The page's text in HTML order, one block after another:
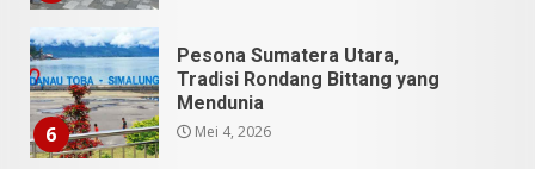
7
SUCI Season 11: Finalis Stand
Up Comedy KompasTV